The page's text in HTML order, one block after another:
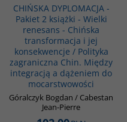
CHIŃSKA DYPLOMACJA -
Pakiet 2 książki - Wielki
renesans - Chińska
transformacja i jej
konsekwencje / Polityka
zagraniczna Chin. Między
integracją a dążeniem do
mocarstwowości
Góralczyk Bogdan / Cabestan
Jean-Pierre